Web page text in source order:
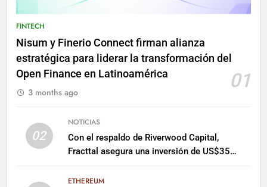
FINTECH
Nisum y Finerio Connect firman alianza
estratégica para liderar la transformación del
Open Finance en Latinoamérica
01
3 months ago
02
NOTICIAS
Con el respaldo de Riverwood Capital,
Fracttal asegura una inversión de US$35
ETHEREUM